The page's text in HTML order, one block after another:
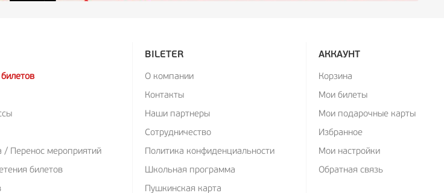
Перенос мероприятий
билетов
BILETER
О компании
Контакты
Наши партнеры
Сотрудничество
Политика конфиденциальности
Школьная программа
Пушкинская карта
АККАУНТ
Корзина
Мои билеты
Мои подарочные карты
Избранное
Мои настройки
Обратная связь